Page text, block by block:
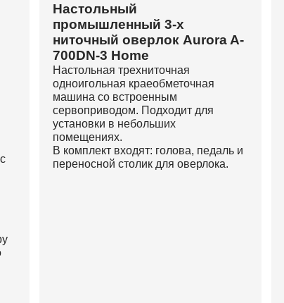
Настольный
промышленный 3-х
ниточный оверлок Aurora A-
700DN-3 Home
Настольная трехниточная
одноигольная краеобметочная
машина со встроенным
сервоприводом. Подходит для
установки в небольших
помещениях.
В комплект входят: голова, педаль и
переносной столик для оверлока.